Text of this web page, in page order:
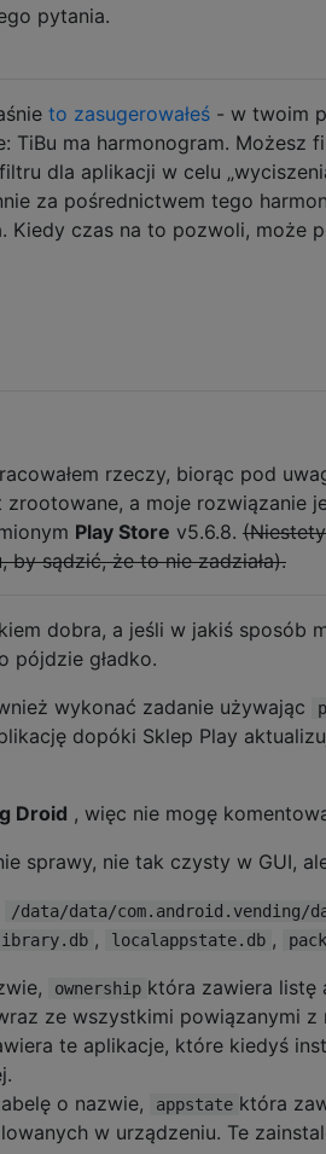
pytania.
to zasugerowałeś - w twoim
TiBu ma harmonogram. Możesz
dla aplikacji w celu
za pośrednictwem tego
Kiedy czas na to pozwoli, może
rzeczy, biorąc pod
zrootowane, a moje rozwiązanie
Play Store v5.6.8.
by sądzić, że to nie zadziała).
dobra, a jeśli w jakiś sposób
pójdzie gładko.
wykonać zadanie używając
dopóki Sklep Play
Droid , więc nie mogę
sprawy, nie tak czysty w GUI,
/data/data/com.android.vending/
, localappstate.db ,
ownership która zawiera listę
ze wszystkimi powiązanymi
te aplikacje, które kiedyś
o nazwie, appstate która
w urządzeniu. Te